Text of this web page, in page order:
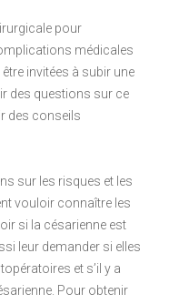
pour
médicales
invitées à subir une
des questions sur ce
des conseils
sur les risques et les
vouloir connaître les
si la césarienne est
leur demander si elles
et s’il y a
Pour obtenir